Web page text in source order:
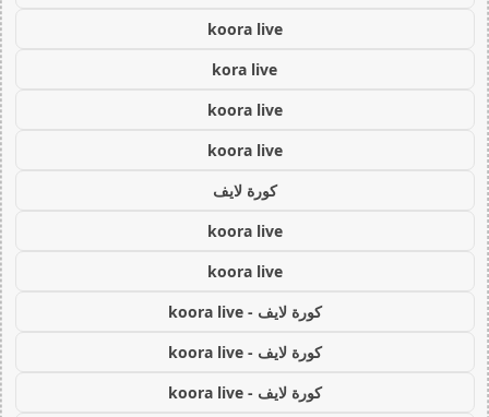
koora live
kora live
koora live
koora live
كورة لايف
koora live
koora live
كورة لايف - koora live
كورة لايف - koora live
كورة لايف - koora live